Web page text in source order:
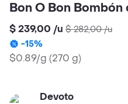
Bon O Bon
$ 239,00 /u $ 282,00/u
-15%
$0.89/g (270 g)
Devoto